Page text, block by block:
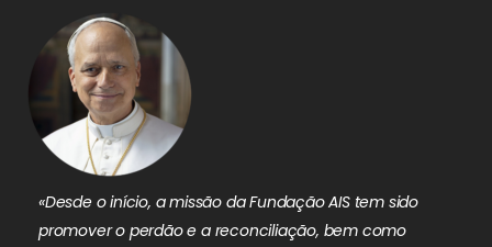
«Desde o início, a missão da Fundação AIS tem sido
promover o perdão e a reconciliação, bem como